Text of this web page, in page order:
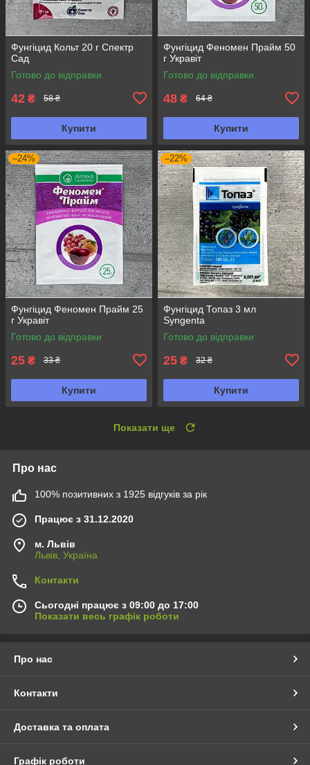
Фунгіцид Кольт 20 г Спектр
Сад
Готово до відправки
42 ₴ 58 ₴
Купити
Фунгіцид Феномен Прайм 50
г Укравіт
Готово до відправки
48 ₴ 64 ₴
Купити
–24%
Фунгіцид Феномен Прайм 25
г Укравіт
Готово до відправки
25 ₴ 33 ₴
Купити
–22%
Фунгіцид Топаз 3 мл
Syngenta
Готово до відправки
25 ₴ 32 ₴
Купити
Показати ще
Про нас
100% позитивних з 1925 відгуків за рік
Працює з 31.12.2020
м. Львів
Львів, Україна
Контакти
Сьогодні працює з 09:00 до 17:00
Показати весь графік роботи
Про нас
Контакти
Доставка та оплата
Графік роботи